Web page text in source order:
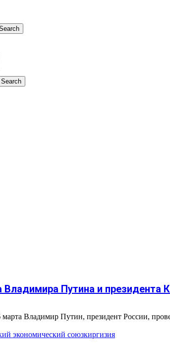
Search
Владимира Путина и президента
Владимир Путин, президент России,
экономический союзкиргизия